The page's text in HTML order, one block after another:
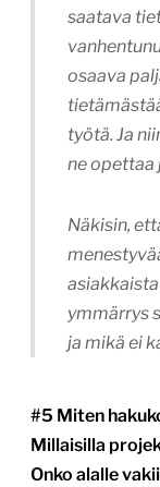
saatava
osaava
työtä. Ja
ne opettaa
Näkisin,
ymmärrys
ja mikä ei
#5 Miten
Millaisilla
Onko alalle